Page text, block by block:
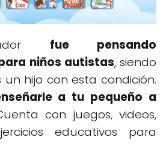
fue pensando
niños autistas, siendo
hijo con esta condición.
a tu pequeño a
con juegos, videos,
educativos para